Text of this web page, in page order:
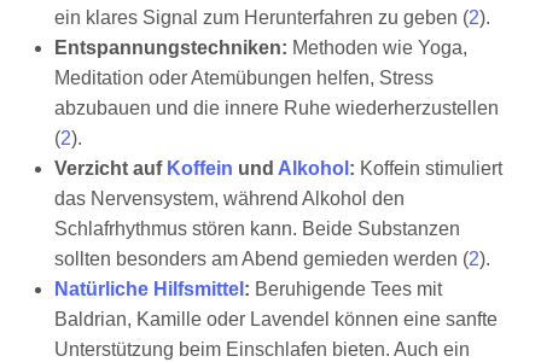
ein klares Signal zum Herunterfahren zu geben (2).
Entspannungstechniken: Methoden wie Yoga,
Meditation oder Atemübungen helfen, Stress
abzubauen und die innere Ruhe wiederherzustellen
(2).
Verzicht auf Koffein und Alkohol : Koffein stimuliert
das Nervensystem, während Alkohol den
Schlafrhythmus stören kann. Beide Substanzen
sollten besonders am Abend gemieden werden (2).
Natürliche Hilfsmittel : Beruhigende Tees mit
Baldrian, Kamille oder Lavendel können eine sanfte
Unterstützung beim Einschlafen bieten. Auch ein